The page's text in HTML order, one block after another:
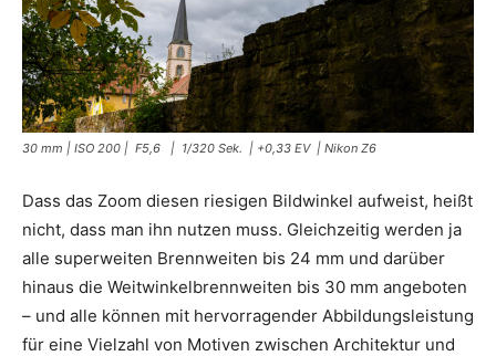
30 mm | ISO 200 | F5,6 | 1/320 Sek. | +0,33 EV | Nikon Z6
Dass das Zoom diesen riesigen Bildwinkel aufweist, heißt
nicht, dass man ihn nutzen muss. Gleichzeitig werden ja
alle superweiten Brennweiten bis 24 mm und darüber
hinaus die Weitwinkelbrennweiten bis 30 mm angeboten
– und alle können mit hervorragender Abbildungsleistung
für eine Vielzahl von Motiven zwischen Architektur und